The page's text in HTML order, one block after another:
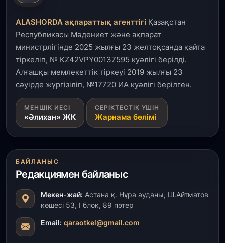
пайдалануға берілді
3 тамыз, 2026
Қызылордада 300 орындық аурухана,
Президенттік кітапхана және жаңа театр
салынып жатыр
1 тамыз, 2026
Кинопоиск Қазақстан азаматтарының ең
танымал онлайн-кинотеатрына айналды
Ақмола облысындағы кездесуде кәсіпкерлер мен
ұстаздар «Әділет» партиясына өз ұсыныстарын
айтты
31 шілде, 2026
ҚР Президенті Орталық Азия елдеріне
ұзақмерзімді ынтымақтастық жоспарын әзірлеуді
ұсынды
ALASHORDA ақпараттық агенттігі Қазақстан
Республикасы Мәдениет және ақпарат
министрлігінде 2025 жылғы 23 желтоқсанда қайта
тіркеліп, № KZ42VPY00137595 куәлігі берілді.
Алғашқы мемлекеттік тіркеуі 2019 жылғы 23
сәуірде жүргізіліп, №17720 ИА куәлігі берілген.
МЕНШІК ИЕСІ
«Әлихан» ЖК
СЕРІКТЕСТІК ҮШІН
Жарнама бөлімі
БАЙЛАНЫС
Редакциямен байланыс
Мекен-жай: Астана қ. Нұра ауданы, Ш.Айтматов
көшесі 53, І блок, 89 пәтер
Email: qaraotkel@gmail.com